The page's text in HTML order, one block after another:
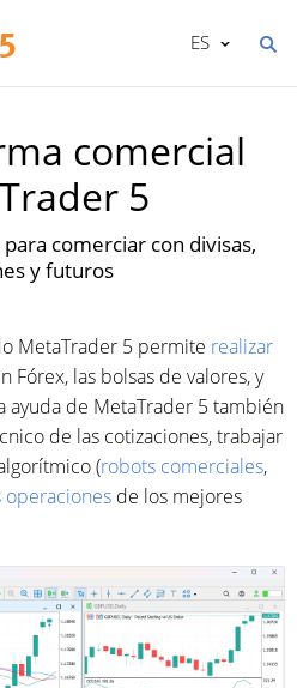
ES
comercial
5
comerciar con divisas,
y futuros
MetaTrader 5 permite realizar
Fórex, las bolsas de valores, y
ayuda de MetaTrader 5 también
de las cotizaciones, trabajar
(robots comerciales,
operaciones de los mejores